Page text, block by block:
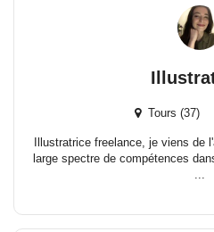
Tours (37)
Illustratrice freelance, je viens de
large spectre de compétences
...